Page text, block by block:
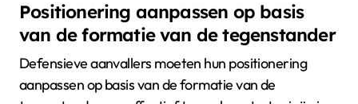
Positionering aanpassen op basis
van de formatie van de tegenstander
Defensieve aanvallers moeten hun positionering
aanpassen op basis van de formatie van de